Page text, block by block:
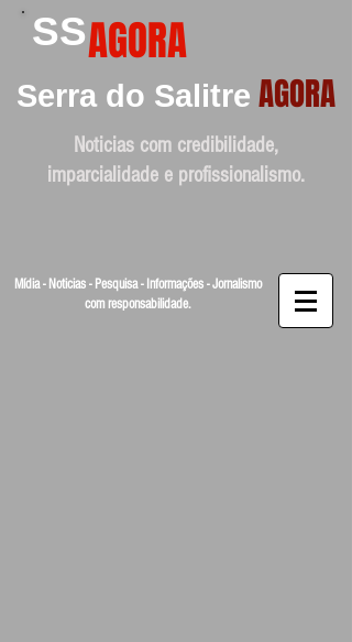
SSAGORA
Serra do Salitre AGORA
Noticias com credibilidade,
imparcialidade e profissionalismo.
Mídia - Noticias - Pesquisa - Informações - Jornalismo
com responsabilidade.